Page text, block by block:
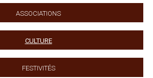
Associations
Culture
Festivités